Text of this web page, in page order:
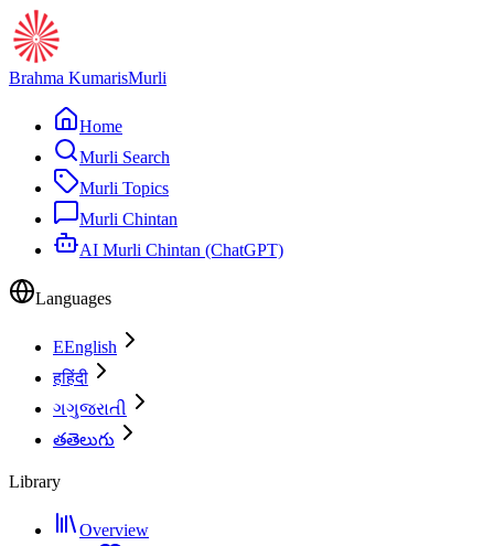
Brahma KumarisMurli
Home
Murli Search
Murli Topics
Murli Chintan
AI Murli Chintan (ChatGPT)
Languages
EEnglish
हहिंदी
ગગુજરાતી
తతెలుగు
Library
Overview